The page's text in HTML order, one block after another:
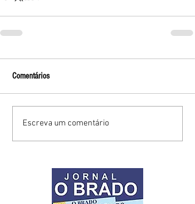
Comentários
Escreva um comentário